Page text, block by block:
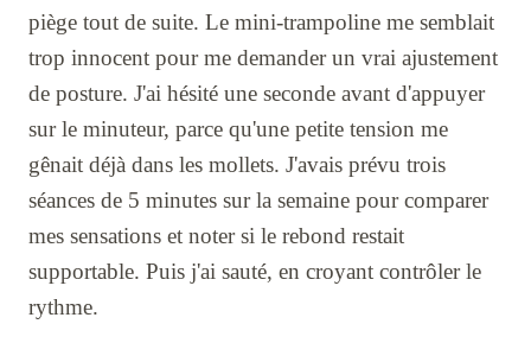
piège tout de suite. Le mini-trampoline me semblait
trop innocent pour me demander un vrai ajustement
de posture. J'ai hésité une seconde avant d'appuyer
sur le minuteur, parce qu'une petite tension me
gênait déjà dans les mollets. J'avais prévu trois
séances de 5 minutes sur la semaine pour comparer
mes sensations et noter si le rebond restait
supportable. Puis j'ai sauté, en croyant contrôler le
rythme.